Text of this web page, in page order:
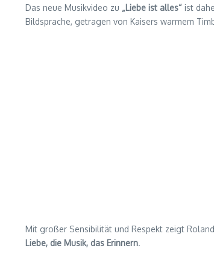
Das neue Musikvideo zu „Liebe ist alles“ ist
Bildsprache, getragen von Kaisers warmem
Mit großer Sensibilität und Respekt zeigt
Liebe, die Musik, das Erinnern.